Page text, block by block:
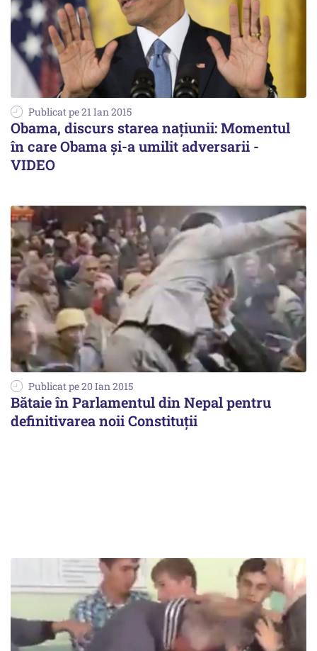
Publicat pe 21 Ian 2015
Obama, discurs starea națiunii: Momentul
în care Obama și-a umilit adversarii -
VIDEO
Publicat pe 20 Ian 2015
Bătaie în Parlamentul din Nepal pentru
definitivarea noii Constituții